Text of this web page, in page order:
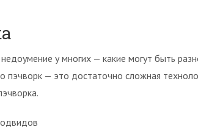
у многих — какие могут быть
пэчворк — это достаточно сложная